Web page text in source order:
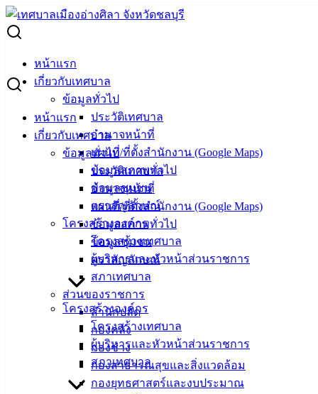
Skip
to
content
หน้าแรก
เกี่ยวกับเทศบาล
ข้อมูลทั่วไป
ประวัติเทศบาล
อำนาจหน้าที่
แผนที่/ที่ตั้งสำนักงาน (Google Maps)
ข้อมูลสภาพทั่วไป
ข้อมูลชุมชน
ตราสัญลักษณ์
โครงสร้างองค์กร
โครงสร้างเทศบาล
ผู้บริหารและหัวหน้าส่วนราชการ
สภาเทศบาล
ส่วนของราชการ
สำนักปลัด
กองคลัง
กองช่าง
กองสาธารณสุขและสิ่งแวดล้อม
กองยุทธศาสตร์และงบประมาณ
หน้าแรก
เกี่ยวกับเทศบาล
ข้อมูลทั่วไป
ประวัติเทศบาล
อำนาจหน้าที่
แผนที่/ที่ตั้งสำนักงาน (Google Maps)
ข้อมูลสภาพทั่วไป
ข้อมูลชุมชน
ตราสัญลักษณ์
โครงสร้างองค์กร
โครงสร้างเทศบาล
ผู้บริหารและหัวหน้าส่วนราชการ
สภาเทศบาล
Search
ประชุมความคืบหน้า งานก่อสร้างอาคาร 7 ชั้น สำนักงาน
เทศบาลเมืองอ่างศิลา
ประชุมความคืบหน้า งานก่อสร้างอาคาร 7
ชั้น สำนักงานเทศบาลเมืองอ่างศิลา
พฤศจิกายน 12, 2025 พฤศจิกายน 19, 2025
กิจกรรมอ่างศิลา,ข่าวสารน่ารู้
วันที่ 12 พฤจิกายน 2568 ณ ห้องประชุมชั้น 4 สำนักงานเทศบาล
เมืองอ่างศิลา นายวินัย พ้นภัยพาล นายกเทศมนตรีเมืองอ่างศิลา
พร้อมด้วยนายจักรวาล ตั้งประกอบ ที่ปรึกษานายกเทศมนตรี
นายกัมปนาท จัตุภัทรกุล ปลัดเทศบาลเมืองอ่างศิลา คณะ
กรรมการตรวจรับพัสดุ และผู้ที่เกี่ยวข้องเข้าร่วมประชุมหารือ
ความคืบหน้าการก่อสร้างอาคาร 7 ชั้น สำนักงานเทศบาลเมือง
อ่างศิลา เพื่อรายงานความก้าวหน้า ปัญหาอุปสรรค และ
แนวทางการดำเนินงานให้เป็นไปตามแผนและระยะเวลาที่